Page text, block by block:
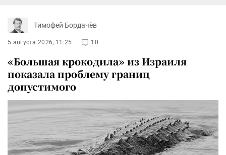
Тимофей Бордачёв
5 августа 2026, 11:25 10
«Большая крокодила» из Израиля
показала проблему границ
допустимого